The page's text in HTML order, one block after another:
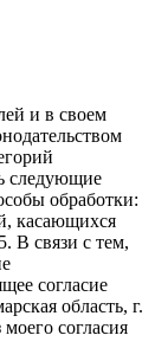
и в своем
следующие
обработки:
касающихся
В связи с тем,
согласие
область, г.
согласия